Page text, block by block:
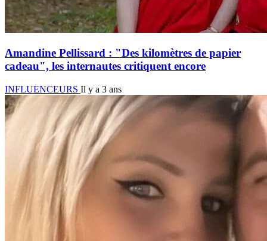
Amandine Pellissard : "Des kilomètres de papier
cadeau", les internautes critiquent encore
INFLUENCEURS Il y a 3 ans